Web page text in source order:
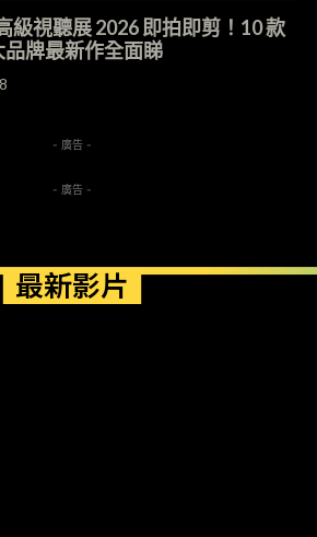
級視聽展 2026 即拍即剪！10 款
品牌最新作全面睇
- 廣告 -
- 廣告 -
最新影片